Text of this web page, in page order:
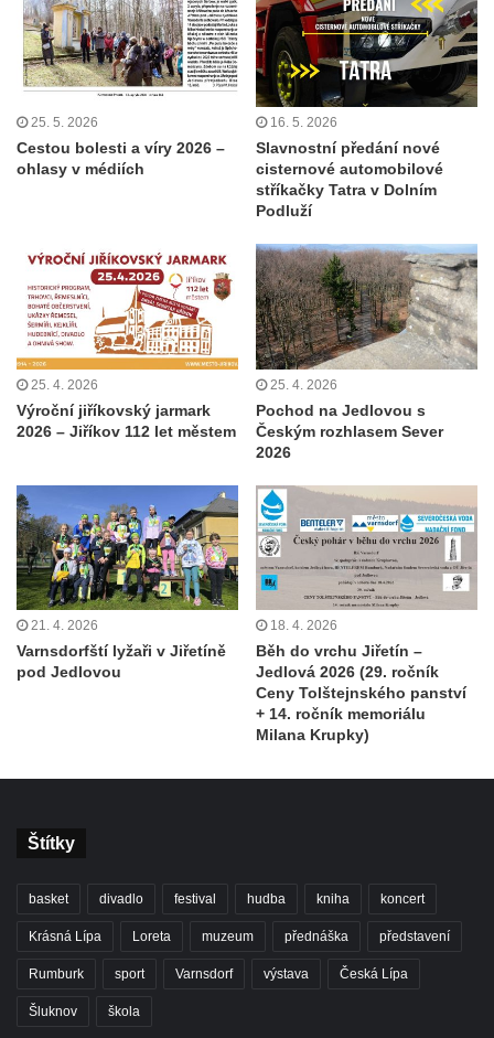
25. 5. 2026
Cestou bolesti a víry 2026 –
ohlasy v médiích
16. 5. 2026
Slavnostní předání nové
cisternové automobilové
stříkačky Tatra v Dolním
Podluží
25. 4. 2026
Výroční jiříkovský jarmark
2026 – Jiříkov 112 let městem
25. 4. 2026
Pochod na Jedlovou s
Českým rozhlasem Sever
2026
21. 4. 2026
Varnsdorfští lyžaři v Jiřetíně
pod Jedlovou
18. 4. 2026
Běh do vrchu Jiřetín –
Jedlová 2026 (29. ročník
Ceny Tolštejnského panství
+ 14. ročník memoriálu
Milana Krupky)
Štítky
basket divadlo festival hudba kniha koncert
Krásná Lípa Loreta muzeum přednáška představení
Rumburk sport Varnsdorf výstava Česká Lípa
Šluknov škola